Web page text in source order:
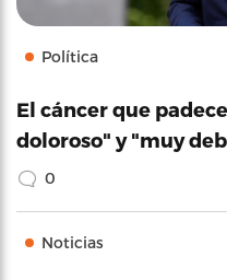
Política
El cáncer que
doloroso" y "muy
0
Noticias